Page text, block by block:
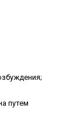
путем